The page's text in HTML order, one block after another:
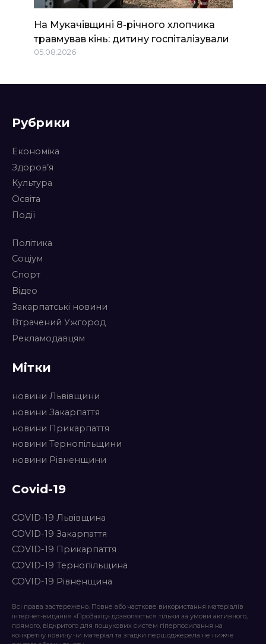
На Мукачівщині 8-річного хлопчика
травмував кінь: дитину госпіталізували
05.08.2026
Рубрики
Економіка
Здоров’я
Культура
Освіта
Події
Політика
Соціум
Спорт
Відео
Закарпатські новини
Втрачений Ужгород
Рекламодавцям
Мітки
новини Львівщини
новини Закарпаття
новини Прикарпаття
новини Тернопільщини
новини Рівненщини
Covid-19
COVID-19 Львівщина
COVID-19 Закарпаття
COVID-19 Прикарпаття
COVID-19 Тернопільщина
COVID-19 Рівненщина
Всі права застережено. Повне або часткове використання матеріалів
інтернет-видання «ПроЗахід» дозволяється тільки за умови активного,
прямого, відкритого для пошукових систем гіперпосилання на
конкретну новину чи матеріал та згадки першоджерела не нижче